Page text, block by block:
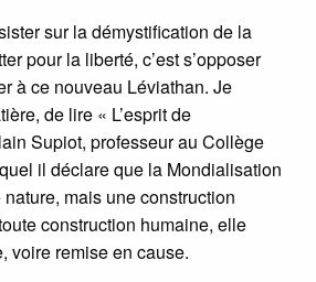
sur la démystification de la
pour la liberté, c’est s’opposer
à ce nouveau Léviathan. Je
de lire « L’esprit de
Supiot, professeur au Collège
il déclare que la Mondialisation
nature, mais une construction
construction humaine, elle
voire remise en cause.